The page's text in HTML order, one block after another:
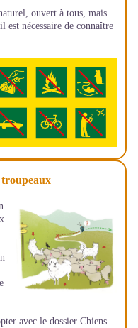
ouvert à tous, mais
est nécessaire de connaître
troupeaux
avec le dossier Chiens